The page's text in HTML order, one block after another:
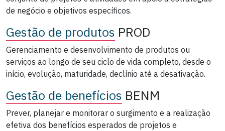
de negócio e objetivos específicos.
Gestão de produtos PROD
Gerenciamento e desenvolvimento de produtos ou
serviços ao longo de seu ciclo de vida completo, desde o
início, evolução, maturidade, declínio até a desativação.
Gestão de benefícios BENM
Prever, planejar e monitorar o surgimento e a realização
efetiva dos benefícios esperados de projetos e